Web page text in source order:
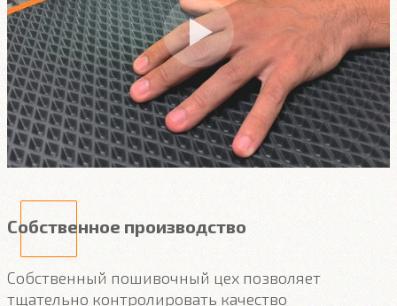
Собственное производство
Собственный пошивочный цех позволяет
тщательно контролировать качество